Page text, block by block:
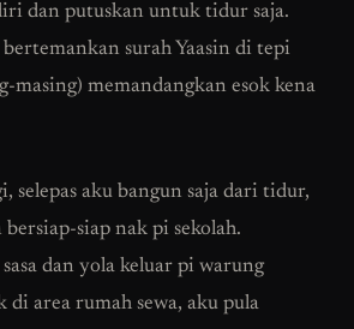
dan putuskan untuk tidur saja.
surah Yaasin di tepi
masing) memandangkan esok kena
selepas aku bangun saja dari tidur,
siap nak pi sekolah.
dan yola keluar pi warung
di area rumah sewa, aku pula